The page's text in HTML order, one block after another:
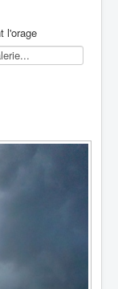
l'orage